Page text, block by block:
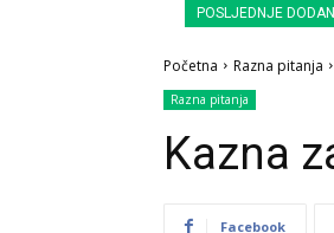
POSLJEDNJE
Početna Razna pitanja
Razna pitanja
Kazna
Facebook